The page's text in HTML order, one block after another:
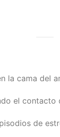
la cama del
el
de